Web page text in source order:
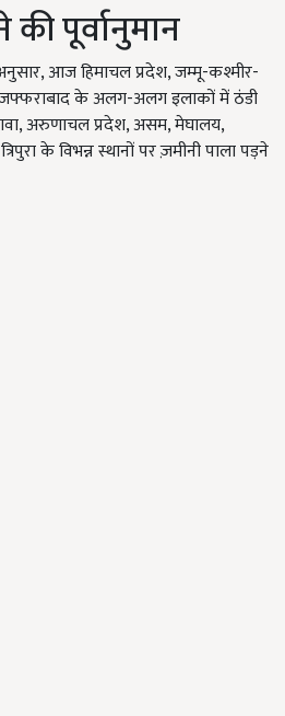
पूर्वानुमान
आज हिमाचल प्रदेश, जम्मू-कश्मीर-
के अलग-अलग इलाकों में ठंडी
अरुणाचल प्रदेश, असम, मेघालय,
के विभन्न स्थानों पर ज़मीनी पाला पड़ने